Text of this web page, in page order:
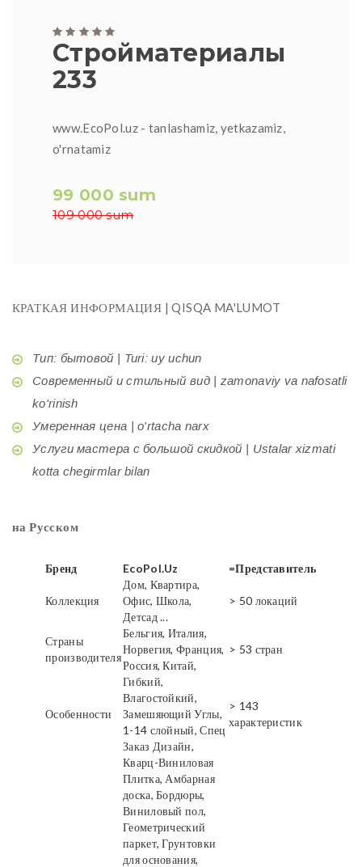
Стройматериалы
233
www.EcoPol.uz - tanlashamiz, yetkazamiz,
o'rnatamiz
99 000 sum
109 000 sum
КРАТКАЯ ИНФОРМАЦИЯ | QISQA MA'LUMOT
Тип: бытовой | Turi: uy uchun
Современный и стильный вид | zamonaviy va nafosatli
ko'rinish
Умеренная цена | o'rtacha narx
Услуги мастера с большой скидкой | Ustalar xizmati
kotta chegirmlar bilan
на Русском
Бренд EcoPol.Uz =Представитель
Коллекция
Дом, Квартира,
Офис, Школа,
Детсад ...
> 50 локаций
Страны
производителя
Бельгия, Италия,
Норвегия, Франция,
Россия, Китай,
> 53 стран
Особенности
Гибкий,
Влагостойкий,
Замешяющий Углы,
1-14 слойный, Спец
Заказ Дизайн,
> 143
характеристик
Кварц-Виниловая
Плитка, Амбарная
доска, Бордюры,
Виниловый пол,
Геометрический
паркет, Грунтовки
для основания,